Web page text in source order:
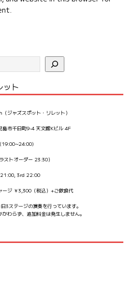
ット
ジャズスポット・リレット）
市千日町9-4 天文館Kビル 4F
トオーダー 23:30）
3rd 22:00
ージ ￥3,300（税込）+ご飲食代
3ステージの演奏を行っています。
わらず、追加料金は発生しません。